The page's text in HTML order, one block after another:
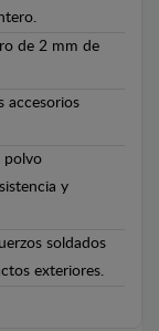
de 2 mm de
accesorios
polvo
y
soldados
exteriores.